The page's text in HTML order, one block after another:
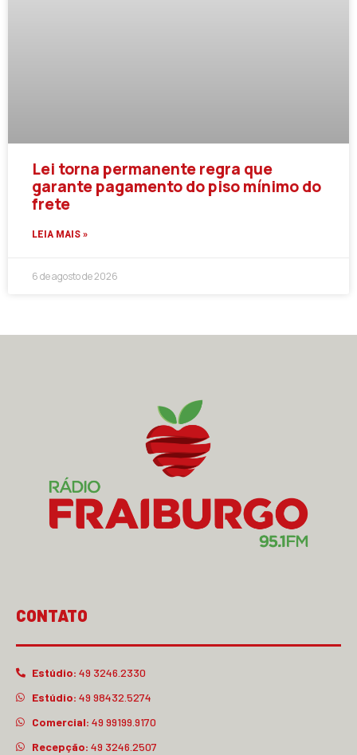
Lei torna permanente regra que
garante pagamento do piso mínimo do
frete
LEIA MAIS »
6 de agosto de 2026
CONTATO
Estúdio: 49 3246.2330
Estúdio: 49 98432.5274
Comercial: 49 99199.9170
Recepção: 49 3246.2507